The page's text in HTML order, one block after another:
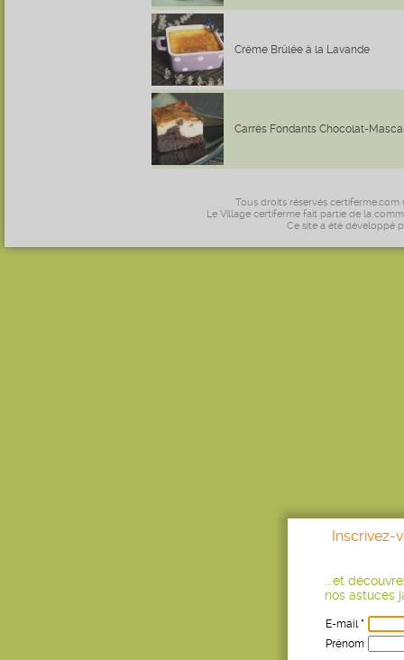
Crème Brûlée à la Lavande
Carrés Fondants Chocolat-
Tous droits réservés certiferme.com
Le Village certiferme fait partie de la
Ce site a été développé
Inscrivez-
...et
nos astuces
E-mail *
Prénom